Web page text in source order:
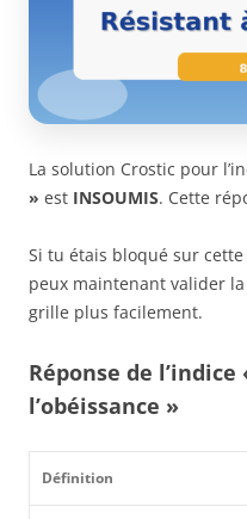
La solution Crostic pour
» est INSOUMIS. Cette
Si tu étais bloqué sur
peux maintenant valider
grille plus facilement.
Réponse de
l’obéissance »
Définition